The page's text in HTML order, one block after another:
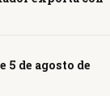
5 de agosto de